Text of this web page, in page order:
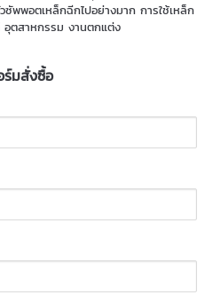
พพอตเหล็กฉีกไปอย่างมาก การใช้เหล็ก
อุตสาหกรรม งานตกแต่ง
มสั่งซื้อ